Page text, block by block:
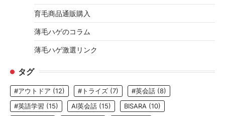
育毛商品通販購入
薄毛ハゲのコラム
薄毛ハゲ激選リンク
タグ
#アウトドア (12) #トライズ (7) #英会話 (8)
#英語学習 (15) AI英会話 (15) BISARA (10)